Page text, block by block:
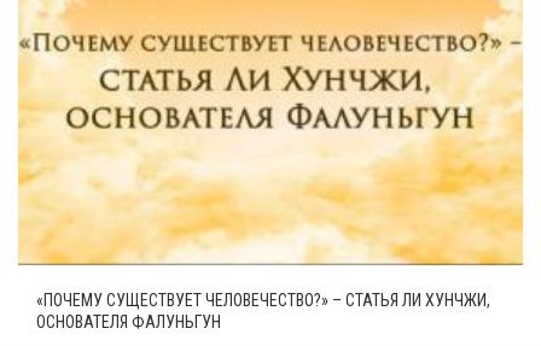
«ПОЧЕМУ СУЩЕСТВУЕТ ЧЕЛОВЕЧЕСТВО?» – СТАТЬЯ ЛИ ХУНЧЖИ,
ОСНОВАТЕЛЯ ФАЛУНЬГУН